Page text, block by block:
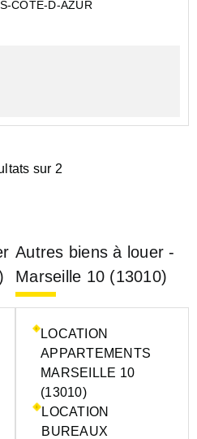
COTE-D-AZUR
sur 2
Autres biens à louer -
Marseille 10 (13010)
LOCATION
APPARTEMENTS
MARSEILLE 10
(13010)
LOCATION
BUREAUX